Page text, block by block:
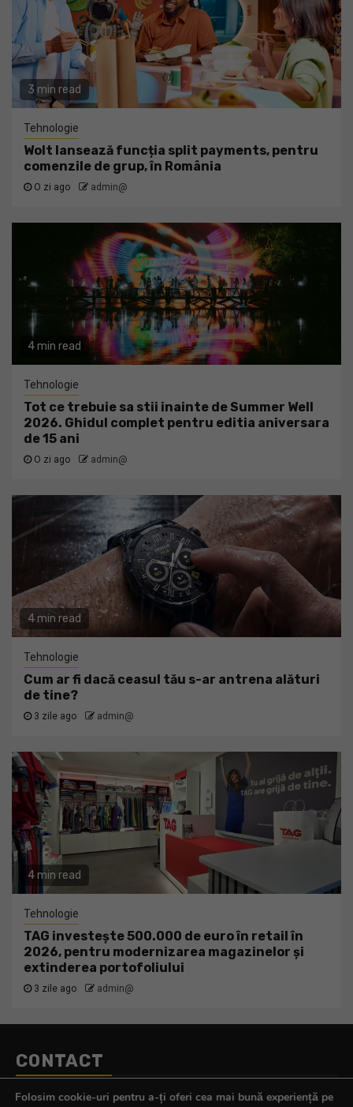
3 min read
Tehnologie
Wolt lansează funcția split payments, pentru
comenzile de grup, în România
O zi ago admin@
4 min read
Tehnologie
Tot ce trebuie sa stii inainte de Summer Well
2026. Ghidul complet pentru editia aniversara
de 15 ani
O zi ago admin@
4 min read
Tehnologie
Cum ar fi dacă ceasul tău s-ar antrena alături
de tine?
3 zile ago admin@
4 min read
Tehnologie
TAG investește 500.000 de euro în retail în
2026, pentru modernizarea magazinelor și
extinderea portofoliului
3 zile ago admin@
CONTACT
Telefon:
0770.290.165
Folosim cookie-uri pentru a-ți oferi cea mai bună experiență pe